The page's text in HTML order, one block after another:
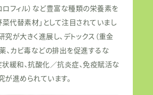
ロフィル）など豊富な種類の栄養素を
菜代替素材」として注目されていまし
が大きく進展し、デトックス（重金
薬、カビ毒などの排出を促進するな
状緩和、抗酸化／抗炎症、免疫賦活な
が進められています。